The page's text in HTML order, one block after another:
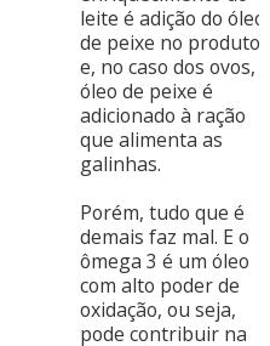
leite é adição do óleo
de peixe no produto
e, no caso dos ovos, o
óleo de peixe é
adicionado à ração
que alimenta as
galinhas.
Porém, tudo que é
demais faz mal. E o
ômega 3 é um óleo
com alto poder de
oxidação, ou seja,
pode contribuir na